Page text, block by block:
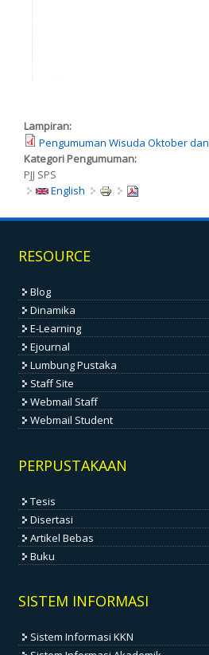
Lampiran:
Pengumuman Wisuda Oktober
Kategori Pengumuman:
PJJ SPS
English
RESOURCE
Blog
Dinamika
E-Learning
Ejournal
Lumbung Pustaka
Staff Site
Webmail Staff
Webmail Student
PERPUSTAKAAN
Tesis
Disertasi
Artikel Bebas
Buku
SISTEM INFORMASI
Sistem Informasi KKN